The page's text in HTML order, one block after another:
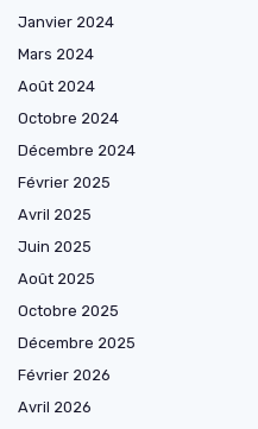
Janvier 2024
Mars 2024
Août 2024
Octobre 2024
Décembre 2024
Février 2025
Avril 2025
Juin 2025
Août 2025
Octobre 2025
Décembre 2025
Février 2026
Avril 2026